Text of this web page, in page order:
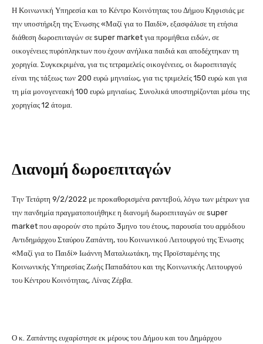
Η Κοινωνική Υπηρεσία και το Κέντρο Κοινότητας του Δήμου Κηφισιάς με
την υποστήριξη της Ένωσης «Μαζί για το Παιδί», εξασφάλισε τη ετήσια
διάθεση δωροεπιταγών σε super market για προμήθεια ειδών, σε
οικογένειες πυρόπληκτων που έχουν ανήλικα παιδιά και αποδέχτηκαν τη
χορηγία. Συγκεκριμένα, για τις τετραμελείς οικογένειες, οι δωροεπιταγές
είναι της τάξεως των 200 ευρώ μηνιαίως, για τις τριμελείς 150 ευρώ και για
τη μία μονογενεακή 100 ευρώ μηνιαίως. Συνολικά υποστηρίζονται μέσω της
χορηγίας 12 άτομα.
Διανομή δωροεπιταγών
Την Τετάρτη 9/2/2022 με προκαθορισμένα ραντεβού, λόγω των μέτρων για
την πανδημία πραγματοποιήθηκε η διανομή δωροεπιταγών σε super
market που αφορούν στο πρώτο 3μηνο του έτους, παρουσία του αρμόδιου
Αντιδημάρχου Σταύρου Ζαπάντη, του Κοινωνικού Λειτουργού της Ένωσης
«Μαζί για το Παιδί» Ιωάννη Ματαλιωτάκη, της Προϊσταμένης της
Κοινωνικής Υπηρεσίας Ζωής Παπαδάτου και της Κοινωνικής Λειτουργού
του Κέντρου Κοινότητας, Λίνας Ζέρβα.
Ο κ. Ζαπάντης ευχαρίστησε εκ μέρους του Δήμου και του Δημάρχου